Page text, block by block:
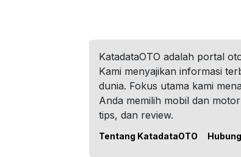
KatadataOTO adalah portal
Kami menyajikan informasi
dunia. Fokus utama kami
Anda memilih mobil dan
tips, dan review.
Tentang KatadataOTO